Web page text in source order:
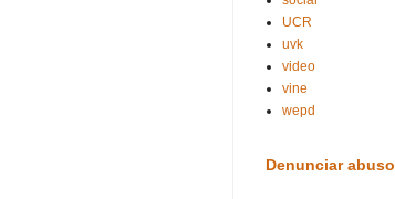
UCR
uvk
video
vine
wepd
Denunciar abuso